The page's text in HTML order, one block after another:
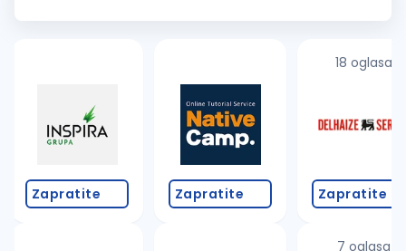
zameni oluka...
Zapratite Zapratite
18 oglasa
Zapratite
7 oglasa